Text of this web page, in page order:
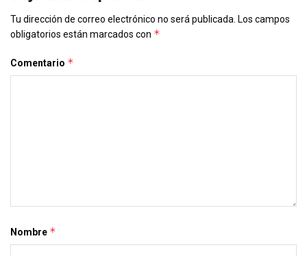
Tu dirección de correo electrónico no será publicada. Los campos
obligatorios están marcados con *
Comentario *
Nombre *